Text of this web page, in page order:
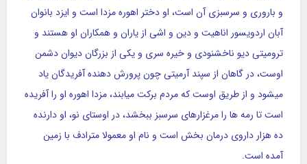
و باروری و سرسبزی آن است، او دختر اهوره مزدا است و ایزد بانوان
آبان اردویسور اناهیت و دین و اشی از یاران و همکاران او هستند و
ترومیتی دیو ناخشنودی و خیره سری و یکی از بزرگان دیوان دشمن
اوست، در گاهان از سپند آرمیتی چون پرورش دهنده آفریدگان یاد
میشود و از طریق اوست که مردم برکت میابند، مزدا اهوره او را آفریده
است تا رمه ها را مرغزارهای سرسبز ببخشد، در اوستای نو، او دارنده
ده هزار داروی درمان بخش است و نام او معمولا مترادف با زمین
آمده است.